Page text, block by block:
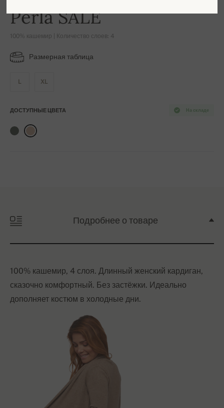
Perla SALE
100% кашемир | Количество слоев: 4
Размерная таблица
L XL
На складе
ДОСТУПНЫЕ ЦВЕТА
Подробнее о товаре
100% кашемир, 4 слоя. Длинный женский кардиган,
сказочно комфортный. Без застёжки. Идеально
дополняет костюм в холодные дни.